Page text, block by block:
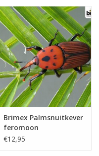
Brimex Palmsnuitkever
feromoon
€12,95